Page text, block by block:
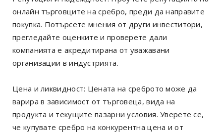
онлайн търговците на сребро, преди да направите
покупка. Потърсете мнения от други инвеститори,
прегледайте оценките и проверете дали
компанията е акредитирана от уважавани
организации в индустрията.
Цена и ликвидност: Цената на среброто може да
варира в зависимост от търговеца, вида на
продукта и текущите пазарни условия. Уверете се,
че купувате сребро на конкурентна цена и от